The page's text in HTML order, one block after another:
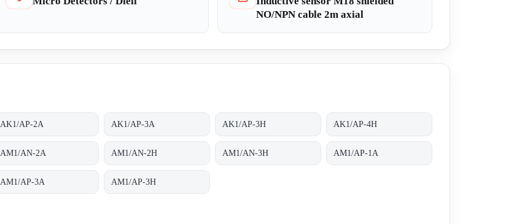
NO/NPN cable 2m axial
AK1/AP-2A AK1/AP-3A AK1/AP-3H AK1/AP-4H
AM1/AN-2A AM1/AN-2H AM1/AN-3H AM1/AP-1A
AM1/AP-3A AM1/AP-3H